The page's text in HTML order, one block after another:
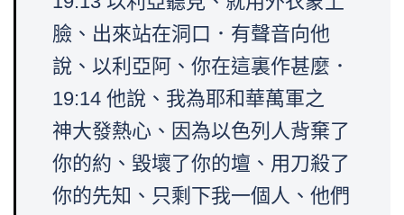
臉、出來站在洞口．有聲音向他
說、以利亞阿、你在這裏作甚麼．
19:14 他說、我為耶和華萬軍之
神大發熱心、因為以色列人背棄了
你的約、毀壞了你的壇、用刀殺了
你的先知、只剩下我一個人、他們